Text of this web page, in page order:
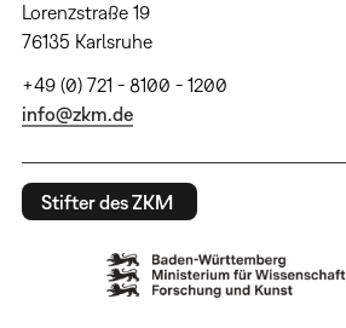
Lorenzstraße 19
76135 Karlsruhe
+49 (0) 721 - 8100 - 1200
info@zkm.de
Stifter des ZKM